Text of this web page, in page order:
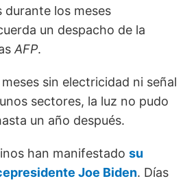
los meses
un despacho de la
AFP.
sin electricidad ni señal
sectores, la luz no pudo
un año después.
han manifestado su
Joe Biden. Días